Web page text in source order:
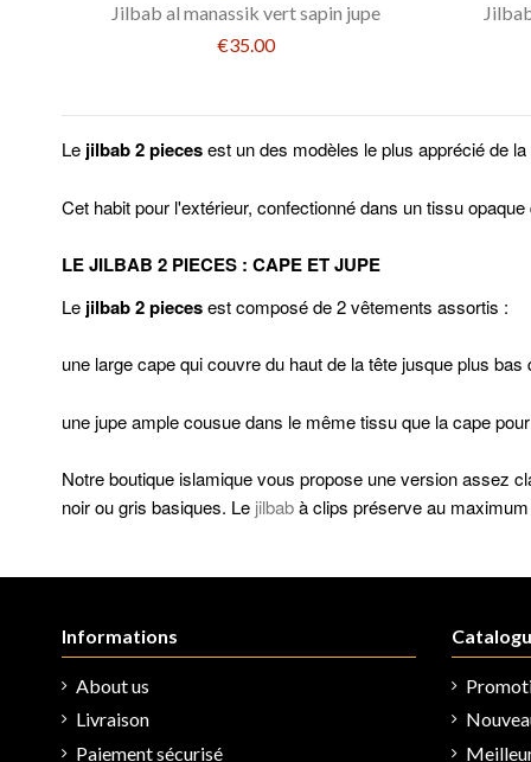
Jilbab al manassik vert sapin jupe
€35.00
Le jilbab 2 piecesest un des modèles le plus apprécié de
Cet habit pour l'extérieur, confectionné dans un tissu
LE JILBAB 2 PIECES : CAPE ET JUPE
Le jilbab 2 piecesest composé de 2 vêtements assortis :
une large cape qui couvre du haut de la tête jusque plus
une jupe ample cousue dans le même tissu que la cape
Notre boutique islamique vous propose une version assez
noir ou gris basiques. Le jilbabà clips préserve au
Informations
About us
Livraison
Paiement sécurisé